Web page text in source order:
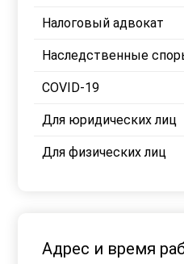
Налоговый адвокат
Наследственные
COVID-19
Для юридических лиц
Для физических лиц
Адрес и время